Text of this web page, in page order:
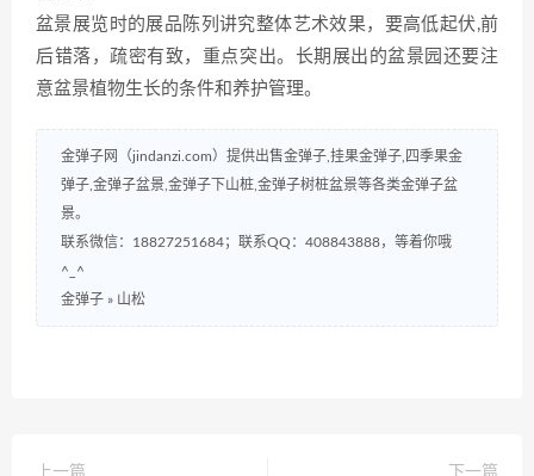
盆景展览时的展品陈列讲究整体艺术效果，要高低起伏,前
后错落，疏密有致，重点突出。长期展出的盆景园还要注
意盆景植物生长的条件和养护管理。
金弹子网（jindanzi.com）提供出售金弹子,挂果金弹子,四季果金
弹子,金弹子盆景,金弹子下山桩,金弹子树桩盆景等各类金弹子盆
景。
联系微信：18827251684；联系QQ：408843888，等着你哦
^_^
金弹子 » 山松
上一篇
下一篇